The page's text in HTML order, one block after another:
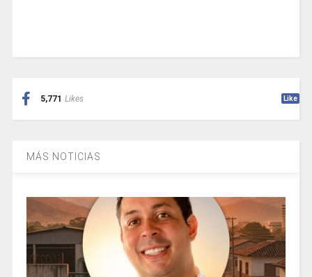
5,771 Likes Like
MÁS NOTICIAS